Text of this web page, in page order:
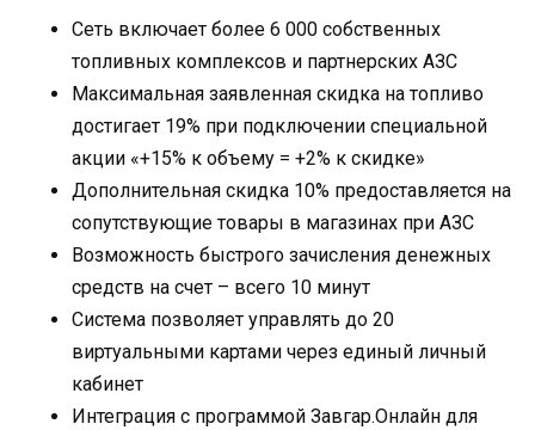
Сеть включает более 6 000 собственных
топливных комплексов и партнерских АЗС
Максимальная заявленная скидка на топливо
достигает 19% при подключении специальной
акции «+15% к объему = +2% к скидке»
Дополнительная скидка 10% предоставляется на
сопутствующие товары в магазинах при АЗС
Возможность быстрого зачисления денежных
средств на счет – всего 10 минут
Система позволяет управлять до 20
виртуальными картами через единый личный
кабинет
Интеграция с программой Завгар.Онлайн для